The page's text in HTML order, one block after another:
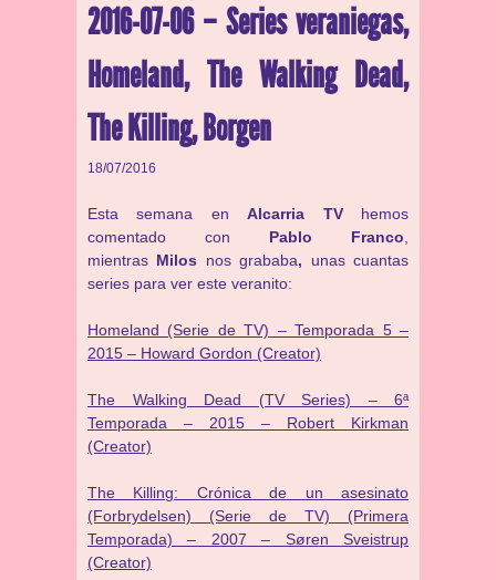
2016-07-06 – Series veraniegas,
Homeland, The Walking Dead,
The Killing, Borgen
18/07/2016
Esta semana en Alcarria TVhemos
comentado con Pablo Franco
mientras Milos nos grababa, unas cuantas
series para ver este veranito:
Homeland (Serie de TV) – Temporada 5 –
2015 – Howard Gordon (Creator)
The Walking Dead (TV Series) – 6ª
Temporada – 2015 – Robert Kirkman
(Creator)
The Killing: Crónica de un asesinato
(Forbrydelsen) (Serie de TV) (Primera
Temporada) – 2007 – Søren Sveistrup
(Creator)